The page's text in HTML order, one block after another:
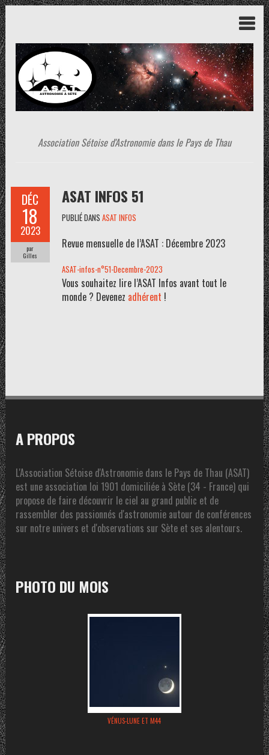
Association Sétoise d'Astronomie dans le Pays de Thau
DÉC
18
2023
par
Gilles
ASAT INFOS 51
PUBLIÉ DANS ASAT INFOS
Revue mensuelle de l’ASAT : Décembre 2023
ASAT-infos-n°51-Decembre-2023
Vous souhaitez lire l’ASAT Infos avant tout le
monde ? Devenez adhérent !
A PROPOS
L'Association Sétoise d'Astronomie dans le Pays de Thau (ASAT)
est une association loi 1901 domiciliée à Sète (34 - France) qui
propose de faire découvrir le ciel au grand public et de
rassembler des passionnés d'astronomie autour de conférences
sur notre univers et d'observations sur Sète et ses alentours.
PHOTO DU MOIS
VÉNUS-LUNE ET M44